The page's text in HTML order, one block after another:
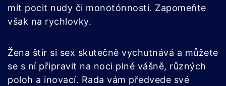
mít pocit nudy či monotónnosti. Zapomeňte
však na rychlovky.
Žena štír si sex skutečně vychutnává a můžete
se s ní připravit na noci plné vášně, různých
poloh a inovací. Rada vám předvede své